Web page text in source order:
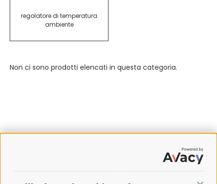
regolatore di temperatura
ambiente
Non ci sono prodotti elencati in questa categoria.
SPEDIZIONI